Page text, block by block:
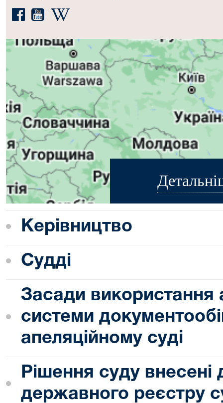
Керівництво
Судді
Засади використання
системи
апеляційному суді
Рішення суду
державного реєстру